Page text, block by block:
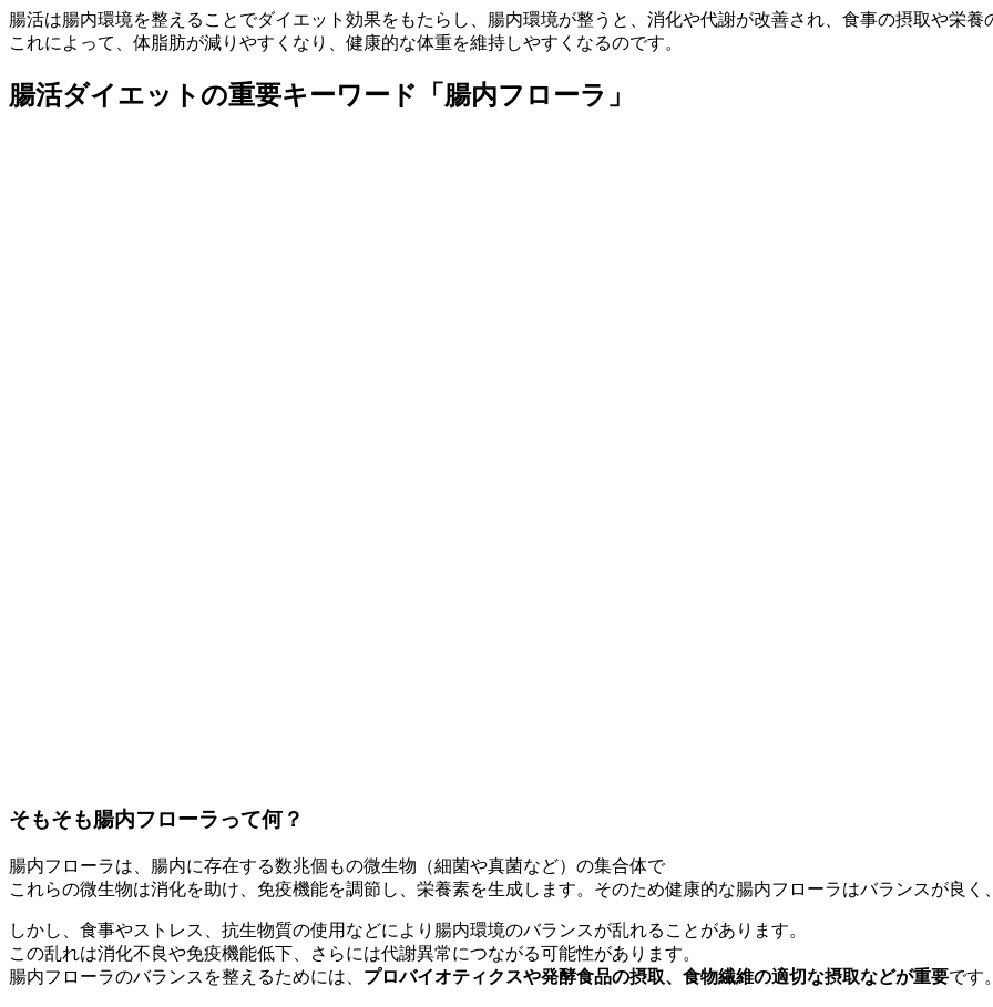
腸活は腸内環境を整えることでダイエット効果をもたらし、腸内環境が整うと、 消化や代謝が改善され、食事の摂取や栄養
これによって、体脂肪が減りやすくなり、健康的な体重を維持しやすくなるのです。
腸活ダイエットの重要キーワード「腸内フローラ」
そもそも腸内フローラって何？
腸内フローラは、腸内に存在する数兆個もの微生物（細菌や真菌など）の集合体で
これらの微生物は消化を助け、免疫機能を調節し、栄養素を生成します。そのため健康的な腸内フローラはバランスが良く
しかし、食事やストレス、抗生物質の使用などにより腸内環境のバランスが乱れることがあります。
この乱れは消化不良や免疫機能低下、さらには代謝異常につながる可能性があります。
腸内フローラのバランスを整えるためには、 プロバイオティクスや発酵食品の摂取、食物繊維の適切な摂取などが重要です。